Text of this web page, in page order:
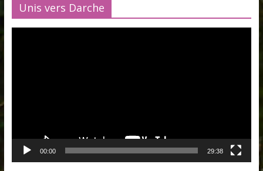
Unis vers Darche
00:00 29:38